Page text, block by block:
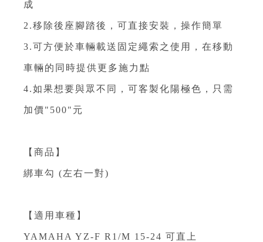
成
2.移除後座腳踏後，可直接安裝，操作簡單
3.可方便於車輛載送固定繩索之使用，在移動
車輛的同時提供更多施力點
4.如果想要與眾不同，可客製化陽極色，只需
加價"500"元
【商品】
綁車勾 (左右一對)
【適用車種】
YAMAHA YZ-F R1/M 15-24 可直上